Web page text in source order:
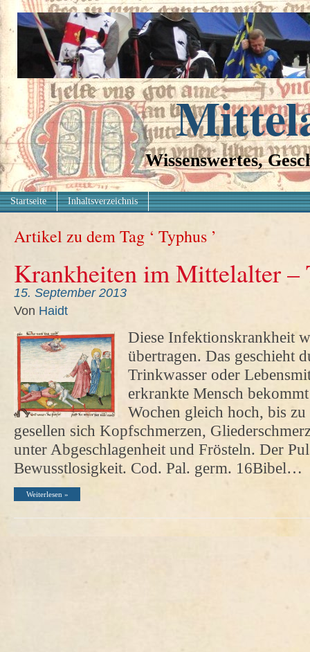
Wissenswertes,
Startseite Inhaltsverzeichnis
Artikel zu dem Tag ‘ Typhus ’
Krankheiten im Mittelalter –
15. September 2013
Von Haidt
Diese Infektionskrankheit
übertragen. Das geschieht
Trinkwasser oder
erkrankte Mensch
Wochen gleich hoch, bis
gesellen sich Kopfschmerzen,
unter Abgeschlagenheit und Frösteln. Der
Bewusstlosigkeit. Cod. Pal. germ. 16Bibel…
Weiterlesen »